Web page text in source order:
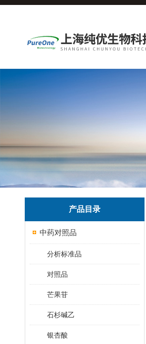
产品目录
中药对照品
分析标准品
对照品
芒果苷
石杉碱乙
银杏酸